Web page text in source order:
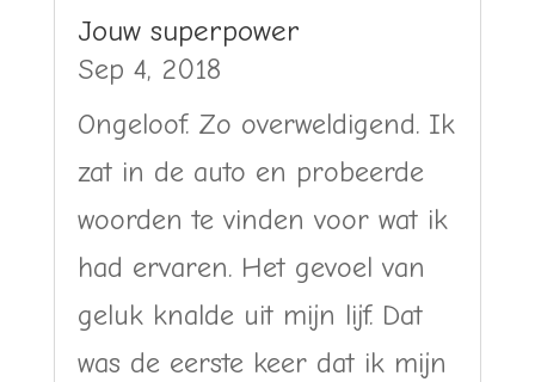
Jouw superpower
Sep 4, 2018
Ongeloof. Zo overweldigend. Ik
zat in de auto en probeerde
woorden te vinden voor wat ik
had ervaren. Het gevoel van
geluk knalde uit mijn lijf. Dat
was de eerste keer dat ik mijn